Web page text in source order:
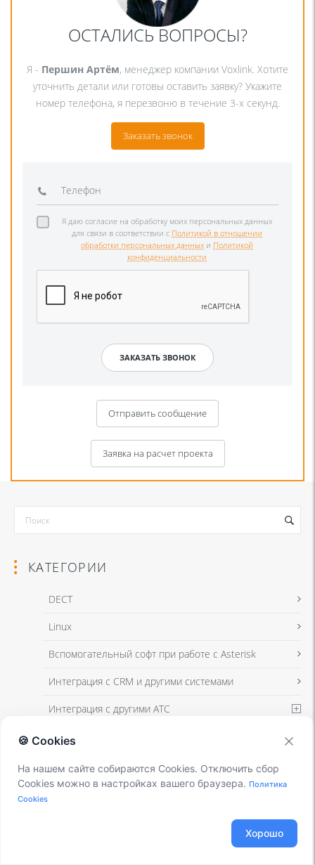
ОСТАЛИСЬ ВОПРОСЫ?
Я - Першин Артём, менеджер компании Voxlink. Хотите
уточнить детали или готовы оставить заявку? Укажите
номер телефона, я перезвоню в течение 3-х секунд.
Заказать звонок
Я даю согласие на обработку моих персональных данных
для связи в соответствии с Политикой в отношении
обработки персональных данных и Политикой
конфиденциальности
Отправить сообщение
Я даю согласие на обработку моих персональных данных для связи
в соответствии сПолитикой в отношении обработки персональных
Заявка на расчет проекта
в соответствии с
Политикой в отношении обработки персональных
КАТЕГОРИИ
DECT
Linux
Вспомогательный софт при работе с Asterisk
Интеграция с CRM и другими системами
Интеграция с другими АТС
Использование Elastix
Использование FreePBX
Книга
🍪 Cookies
На нашем сайте собираются Cookies. Отключить сбор
Cookies можно в настройках вашего браузера. Политика
Cookies
Хорошо